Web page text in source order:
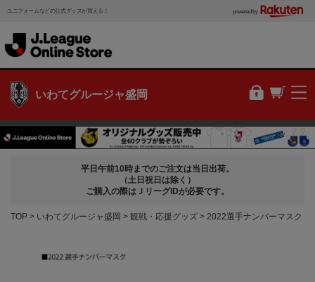
ユニフォームなどの公式グッズが買える！ powered by
いわてグルージャ盛岡
平日午前10時までのご注文は当日出荷。
（土日祝日は除く）
ご購入の際はＪリーグIDが必要です。
TOP いわてグルージャ盛岡 観戦・応援グッズ 2022選手ナンバーマスク